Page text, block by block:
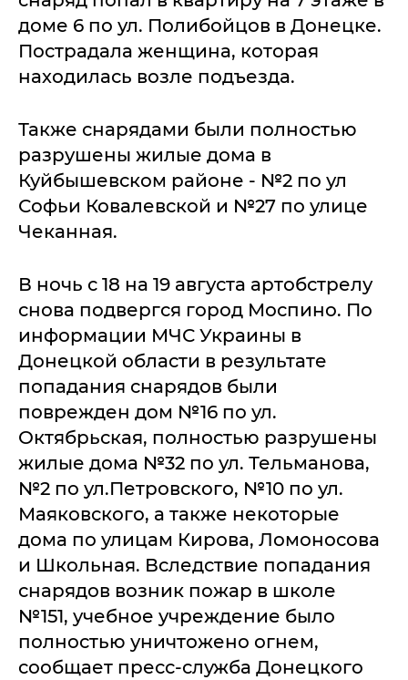
доме 6 по ул. Полибойцов в Донецке.
Пострадала женщина, которая
находилась возле подъезда.
Также снарядами были полностью
разрушены жилые дома в
Куйбышевском районе - №2 по ул
Софьи Ковалевской и №27 по улице
Чеканная.
В ночь с 18 на 19 августа артобстрелу
снова подвергся город Моспино. По
информации МЧС Украины в
Донецкой области в результате
попадания снарядов были
поврежден дом №16 по ул.
Октябрьская, полностью разрушены
жилые дома №32 по ул. Тельманова,
№2 по ул.Петровского, №10 по ул.
Маяковского, а также некоторые
дома по улицам Кирова, Ломоносова
и Школьная. Вследствие попадания
снарядов возник пожар в школе
№151, учебное учреждение было
полностью уничтожено огнем,
сообщает пресс-служба Донецкого